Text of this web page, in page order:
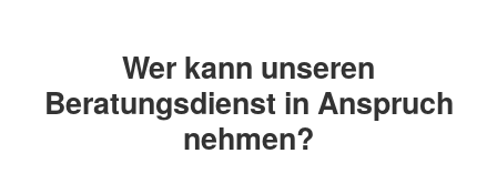
Wer kann unseren
Beratungsdienst in Anspruch
nehmen?